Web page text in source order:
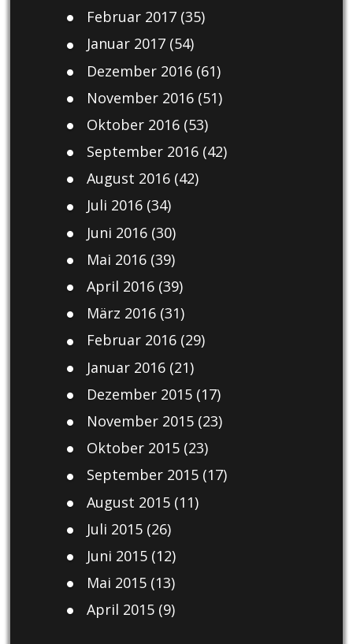
Februar 2017(35)
Januar 2017(54)
Dezember 2016(61)
November 2016(51)
Oktober 2016(53)
September 2016(42)
August 2016(42)
Juli 2016(34)
Juni 2016(30)
Mai 2016(39)
April 2016(39)
März 2016(31)
Februar 2016(29)
Januar 2016(21)
Dezember 2015(17)
November 2015(23)
Oktober 2015(23)
September 2015(17)
August 2015(11)
Juli 2015(26)
Juni 2015(12)
Mai 2015(13)
April 2015(9)